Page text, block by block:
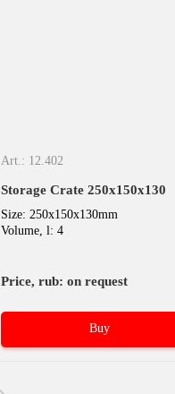
Art.: 12.402
Storage Crate 250x150x130
Size: 250x150x130mm
Volume, l: 4
Price, rub: on request
Buy